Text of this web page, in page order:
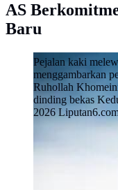
AS
Baru
Pejalan kaki
menggambarkan
Ruhollah
dinding bekas
2026